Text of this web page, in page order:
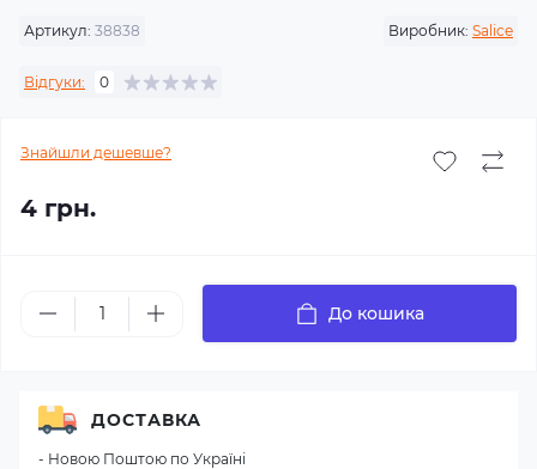
Артикул: 38838 Виробник: Salice
Відгуки: 0
Знайшли дешевше?
4 грн.
До кошика
ДОСТАВКА
- Новою Поштою по Україні